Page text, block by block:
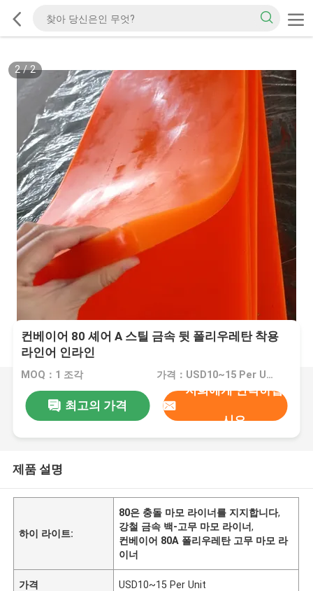
2/2
컨베이어 80 셰어 A 스틸 금속 뒷 폴리우레탄 착용
라인어 인라인
MOQ：1 조각 가격：USD10~15 Per Unit
최고의 가격
저희에게 연락하십
시오
제품 설명
하이 라이트:
80은 충돌 마모 라이너를 지지합니다,
강철 금속 백-고무 마모 라이너,
컨베이어 80A 폴리우레탄 고무 마모 라
이너
가격 USD10~15 Per Unit